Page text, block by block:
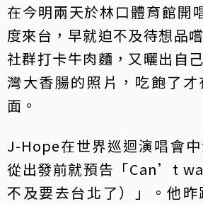
在今明兩天於林口體育館開
度來台，早就迫不及待想品
社群打卡牛肉麵，又曬出自
灣大香腸的照片，吃飽了
面。
J-Hope在世界巡迴演唱會中
從出發前就預告「Can’t
不及要去台北了）」。他昨